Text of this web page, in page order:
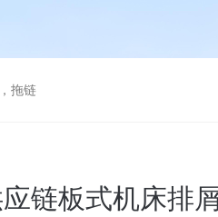
拖链
链板式机床排